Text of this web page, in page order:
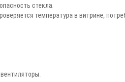
стекла.
температура в витрине,